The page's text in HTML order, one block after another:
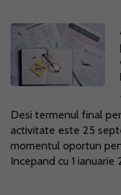
Desi termenul final
activitate este 25
momentul oportun
Incepand cu 1 ianuarie